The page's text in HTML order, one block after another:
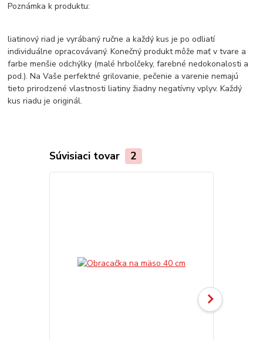
Poznámka k produktu:
liatinový riad je vyrábaný ručne a každý kus je po odliatí
individuálne opracovávaný. Konečný produkt môže mať v tvare a
farbe menšie odchýlky (malé hrbolčeky, farebné nedokonalosti a
pod.). Na Vaše perfektné grilovanie, pečenie a varenie nemajú
tieto prirodzené vlastnosti liatiny žiadny negatívny vplyv. Každý
kus riadu je originál.
Súvisiaci tovar 2